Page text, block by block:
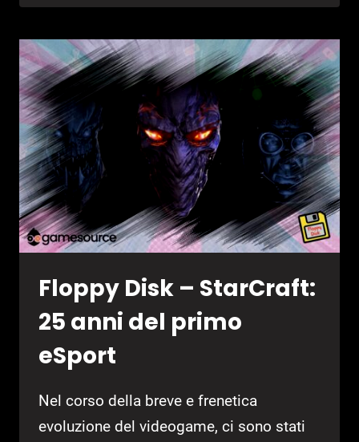
LIVE
RECENSIONE
PLAYSTATION
Floppy Disk – StarCraft:
25 anni del primo
eSport
Nel corso della breve e frenetica
evoluzione del videogame, ci sono stati